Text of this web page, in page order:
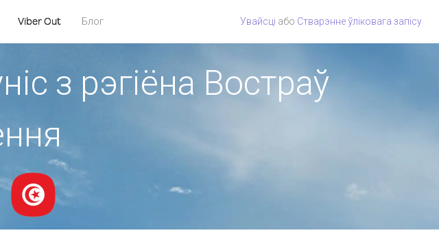
Viber Out Блог Увайсці або Стварэнне ўліковага запісу
з рэгіёна Востраў